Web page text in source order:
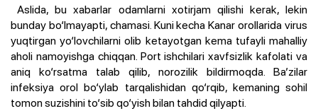
Aslida, bu xabarlar odamlarni xotirjam qilishi kerak, lekin
bunday bo‘lmayapti, chamasi. Kuni kecha Kanar orollarida virus
yuqtirgan yo‘lovchilarni olib ketayotgan kema tufayli mahalliy
aholi namoyishga chiqqan. Port ishchilari xavfsizlik kafolati va
aniq ko‘rsatma talab qilib, norozilik bildirmoqda. Ba’zilar
infeksiya orol bo‘ylab tarqalishidan qo‘rqib, kemaning sohil
tomon suzishini to‘sib qo‘yish bilan tahdid qilyapti.